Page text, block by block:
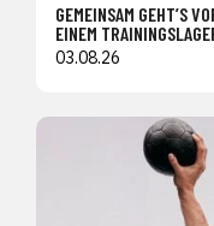
GEMEINSAM GEHT’S
EINEM
03.08.26